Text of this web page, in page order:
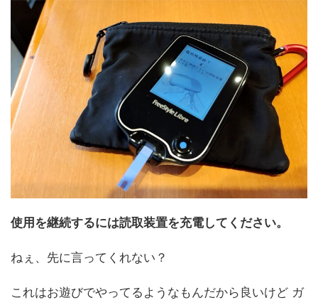
使用を継続するには読取装置を充電してください。
ねぇ、先に言ってくれない？
これはお遊びでやってるようなもんだから良いけど ガ